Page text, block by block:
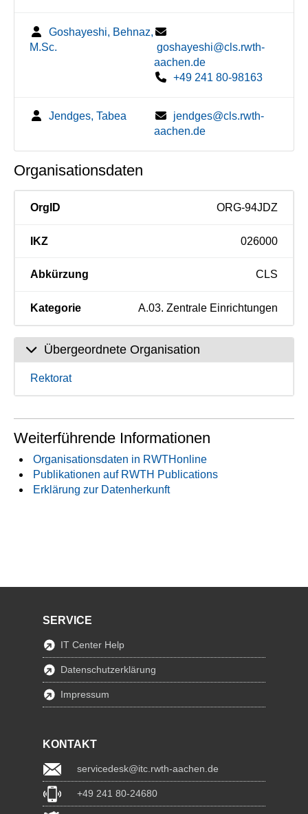
Goshayeshi, Behnaz,
M.Sc.
goshayeshi@cls.rwth-
aachen.de
+49 241 80-98163
Jendges, Tabea
jendges@cls.rwth-
aachen.de
Organisationsdaten
OrgID ORG-94JDZ
IKZ 026000
Abkürzung CLS
Kategorie A.03. Zentrale Einrichtungen
Übergeordnete Organisation
Rektorat
Weiterführende Informationen
Organisationsdaten in RWTHonline
Publikationen auf RWTH Publications
Erklärung zur Datenherkunft
SERVICE
IT Center Help
Datenschutzerklärung
Impressum
KONTAKT
servicedesk@itc.rwth-aachen.de
+49 241 80-24680